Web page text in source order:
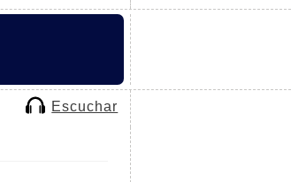
Escuchar